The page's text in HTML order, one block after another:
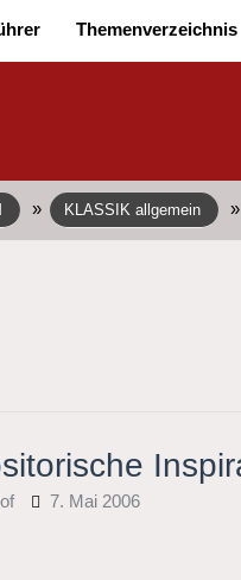
Themenverzeichnis
» KLASSIK allgemein »
7. Mai 2006